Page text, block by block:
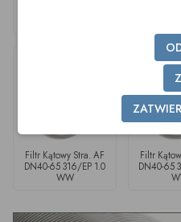
Filtr Kątowy Stra. AF
DN40-65 316/EP 1.0
WW
Filtr
DN40-65